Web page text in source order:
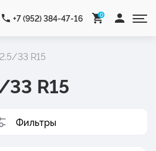
+7 (952) 384-47-16 0
33 R15
R15
Фильтры